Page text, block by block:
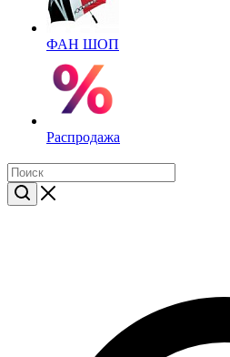
ФАН ШОП
Распродажа